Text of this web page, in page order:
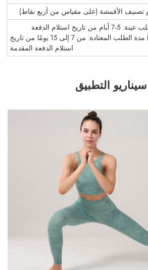
تصنيف الأقمشة (على مقياس من أربع نقاط)
2) مدة الطلب المعتادة: من 7 إلى 15 يومًا من تاريخ
استلام الدفعة المقدمة
سيناريو التطبيق